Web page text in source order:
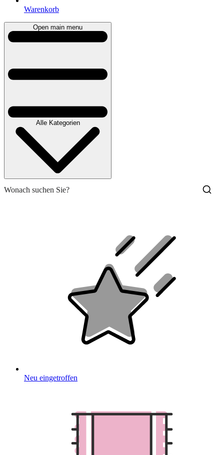
Warenkorb
Open main menu
Alle Kategorien
Neu eingetroffen